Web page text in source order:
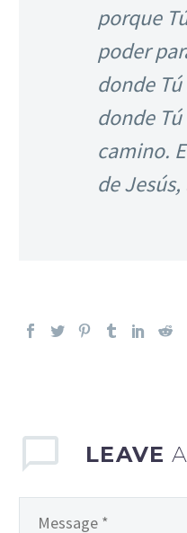
porque
poder
donde
donde
camino.
de
LEAVE